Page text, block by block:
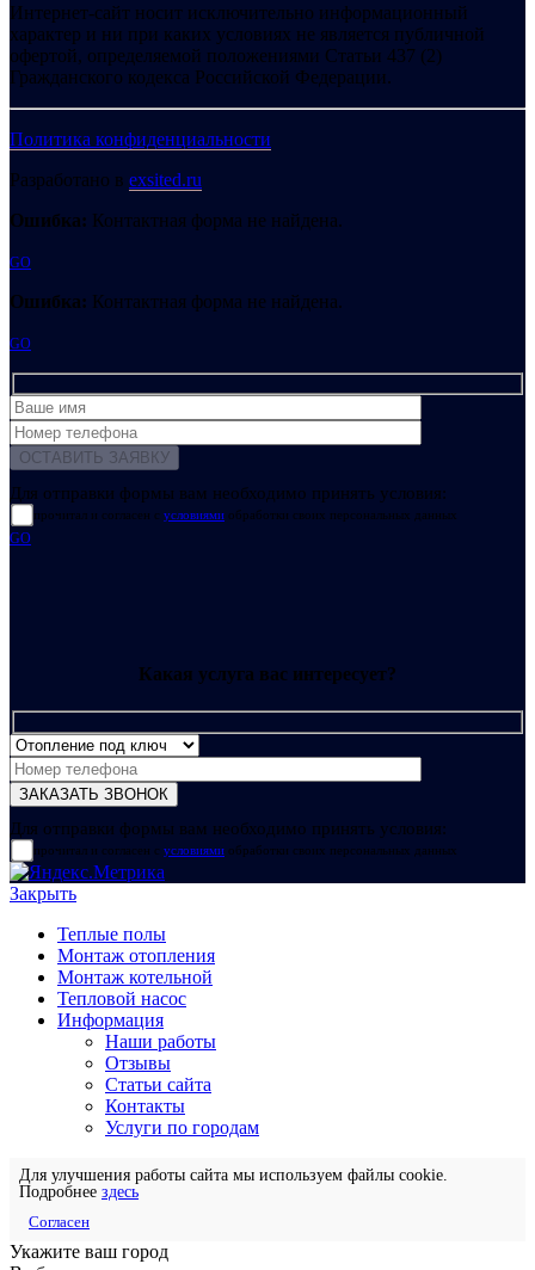
Интернет-сайт носит исключительно информационный
характер и ни при каких условиях не является публичной
офертой, определяемой положениями Статьи 437 (2)
Гражданского кодекса Российской Федерации.
Политика конфиденциальности
Разработано в exsited.ru
Ошибка: Контактная форма не найдена.
GO
Ошибка: Контактная форма не найдена.
GO
Для отправки формы вам необходимо принять условия:
прочитал и согласен с условиями обработки своих персональных данных
GO
Какая услуга вас интересует?
Для отправки формы вам необходимо принять условия:
прочитал и согласен с условиями обработки своих персональных данных
Закрыть
Теплые полы
Монтаж отопления
Монтаж котельной
Тепловой насос
Информация
Наши работы
Отзывы
Статьи сайта
Контакты
Услуги по городам
Для улучшения работы сайта мы используем файлы cookie.
Подробнее здесь
Согласен
Укажите ваш город